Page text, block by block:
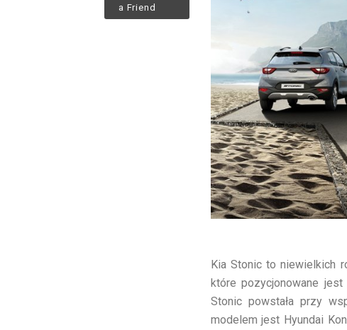
a Friend
Kia Stonic to niewielkich
które pozycjonowane
Stonic powstała przy
modelem jest Hyundai